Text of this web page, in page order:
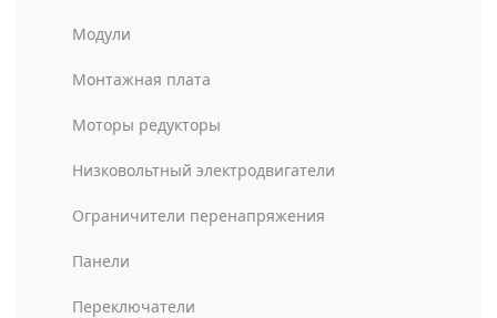
Модули
Монтажная плата
Моторы редукторы
Низковольтный электродвигатели
Ограничители перенапряжения
Панели
Переключатели